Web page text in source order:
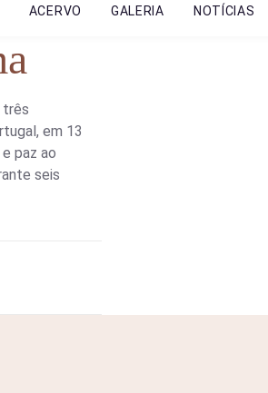
ACERVO GALERIA NOTÍCIAS
três
em 13
paz ao
seis